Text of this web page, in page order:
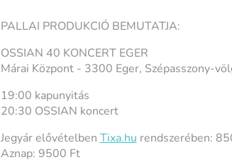
PALLAI PRODUKCIÓ BEMUTATJA:
OSSIAN 40 KONCERT EGER
Márai Központ - 3300 Eger, Szépasszony-
19:00 kapunyitás
20:30 OSSIAN koncert
Jegyár elővételben Tixa.hu rendszerében:
Aznap: 9500 Ft